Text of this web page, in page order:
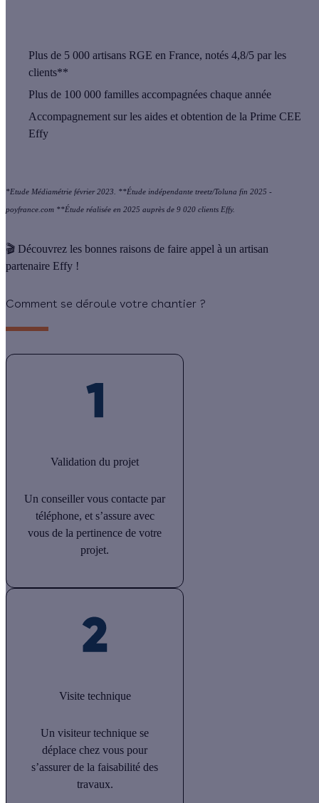
Plus de 5 000 artisans RGE en France, notés 4,8/5 par les
clients**
Plus de 100 000 familles accompagnées chaque année
Accompagnement sur les aides et obtention de la Prime CEE
Effy
*Etude Médiamétrie février 2023. **Étude indépendante treetz/Toluna fin 2025 -
poyfrance.com **Étude réalisée en 2025 auprès de 9 020 clients Effy.
🎬 Découvrez les bonnes raisons de faire appel à un artisan
partenaire Effy !
Comment se déroule votre chantier ?
Validation du projet
Un conseiller vous contacte par
téléphone, et s’assure avec
vous de la pertinence de votre
projet.
Visite technique
Un visiteur technique se
déplace chez vous pour
s’assurer de la faisabilité des
travaux.